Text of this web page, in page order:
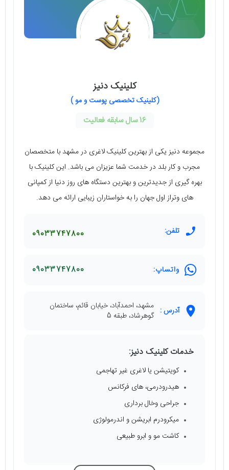
کلینیک دنیز
(کلینیک تخصصی پوست و مو )
16 سال سابقه فعالیت
مجموعه دنیز یکی از بهترین کلینیک لاغری در مشهد با متخصصان
مجرب و کار بلد در خدمت شما عزیزان می باشد. این کلینیک با
بهره گیری از جدیدترین و بهترین دستگاه های روز دنیا از کمپانی
های وتراز اول جهان را به خواستاران زیبایی ارائه می دهد.
تلفن: 09033747800
واتساپ: 09033747800
آدرس : مشهد، احمدآباد، خیابان قائم، ساختمان
گوهرشاد، طبقه 5
خدمات کلینیک دنیز:
کویتیشن یا لاغری غیر تهاجمی
هیدرودرمی، های فرکانس
جراحی وخال برداری
میکرودرم ابریشن و اندرمولوژی
کاشت مو و ابرو طبیعی